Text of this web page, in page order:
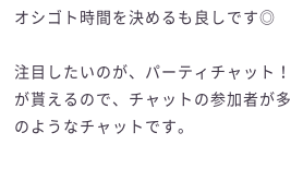
オシゴト時間を決めるも良しです◎
注目したいのが、パーティチャット
が貰えるので、チャットの参加者が
のようなチャットです。